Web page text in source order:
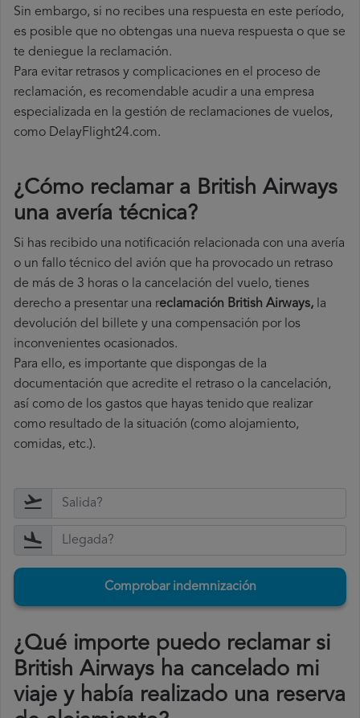
Sin embargo, si no recibes una respuesta en este período,
es posible que no obtengas una nueva respuesta o que se
te deniegue la reclamación.
Para evitar retrasos y complicaciones en el proceso de
reclamación, es recomendable acudir a una empresa
especializada en la gestión de reclamaciones de vuelos,
como DelayFlight24.com.
¿Cómo reclamar a British Airways
una avería técnica?
Si has recibido una notificación relacionada con una avería
o un fallo técnico del avión que ha provocado un retraso
de más de 3 horas o la cancelación del vuelo, tienes
derecho a presentar una reclamación British Airways, la
devolución del billete y una compensación por los
inconvenientes ocasionados.
Para ello, es importante que dispongas de la
documentación que acredite el retraso o la cancelación,
así como de los gastos que hayas tenido que realizar
como resultado de la situación (como alojamiento,
comidas, etc.).
Comprobar indemnización
¿Qué importe puedo reclamar si
British Airways ha cancelado mi
viaje y había realizado una reserva